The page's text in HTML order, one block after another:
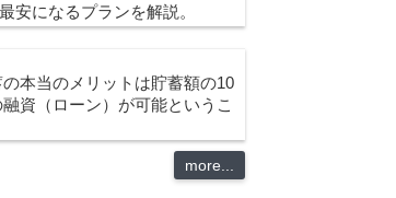
安になるプランを解説。
本当のメリットは貯蓄額の10
資（ローン）が可能というこ
more...